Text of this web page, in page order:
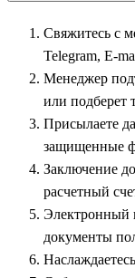
признанЯрославль
В рамках обзорных
Спасо-
Ильи Пророка с
совершают
набережной к
Насыщенные туры
огромный музей
Древние
Суздаль и
Свяжитесь с
Telegram, E-
Менеджер
или подберет
Присылаете
защищенные
Заключение
расчетный
Электронный
документы